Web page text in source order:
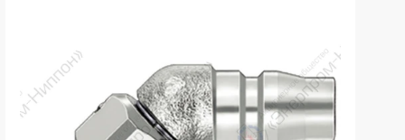
ksldkfjsdlfkjsls;ldfkgjsdl;kfkфыва
ksldkfjsdlfkjsls;ldfkgjsdl;kfkфыва